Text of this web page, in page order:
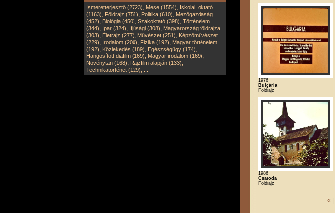
Ismeretterjesztő (2723), Mese (1554), Iskolai, oktató
(1163), Földrajz (751), Politika (610), Mezőgazdaság
(452), Biológia (450), Szakoktató (398), Történelem
(344), Ipar (324), Ifjúsági (308), Magyarország földrajza
(303), Életrajz (277), Művészet (251), Képzőművészet
(229), Irodalom (200), Fizika (192), Magyar történelem
(192), Közlekedés (189), Egészségügy (174),
Hangosított diafilm (169), Magyar irodalom (169),
Növénytan (168), Rajzfilm alapján (133),
Technikatörténet (129),
1976
Bulgária
Földrajz
1986
Csaroda
Földrajz
« |